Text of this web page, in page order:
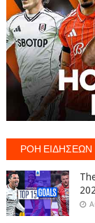
ΡΟΗ ΕΙΔΗΣΕΩΝ